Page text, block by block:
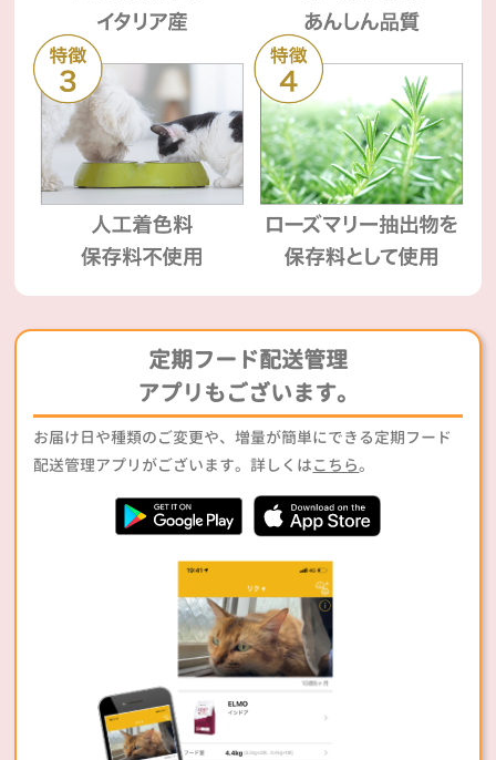
定期フード配送管理
アプリもございます。
お届け日や種類のご変更や、増量が簡単にできる定期フード
配送管理アプリがございます。詳しくはこちら。